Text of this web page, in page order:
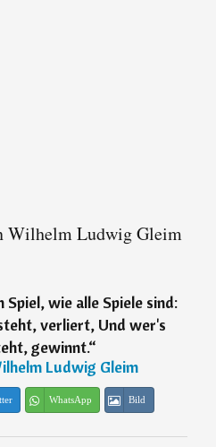
Wilhelm Ludwig Gleim
Spiel, wie alle Spiele sind:
verliert, Und wer's
gewinnt.“
Ludwig Gleim
WhatsApp Bild